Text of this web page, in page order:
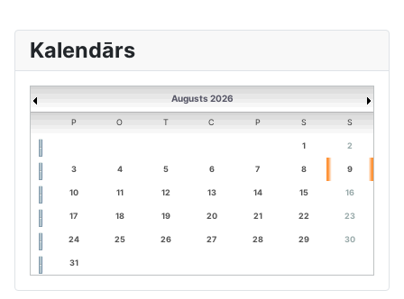
Kalendārs
Augusts 2026
P O T C P S S
1 2
3 4 5 6 7 8 9
10 11 12 13 14 15 16
17 18 19 20 21 22 23
24 25 26 27 28 29 30
31